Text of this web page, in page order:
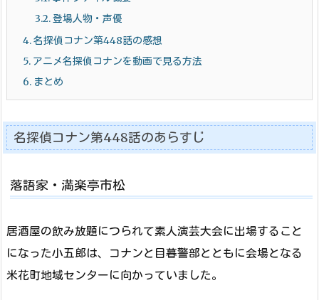
3.2.登場人物・声優
4.名探偵コナン第448話の感想
5. アニメ名探偵コナンを動画で見る方法
6. まとめ
名探偵コナン第448話のあらすじ
落語家・満楽亭市松
居酒屋の飲み放題につられて素人演芸大会に出場すること
になった小五郎は、コナンと目暮警部とともに会場となる
米花町地域センターに向かっていました。